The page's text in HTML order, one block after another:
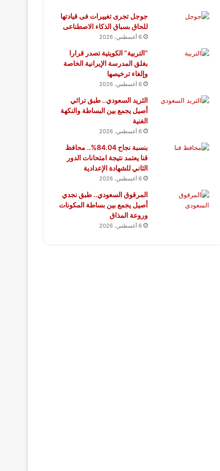
جوجل تجرى تغييرات فى قيادتها
للحاق بسباق الذكاء الاصطناعى
6 أغسطس، 2026
“التربية” الكويتية تصدر قرارا
بغلق المدرسة الإيرانية الخاصة
وإلغاء ترخيصها
6 أغسطس، 2026
الثريد السعودي.. طبق تراثي
أصيل يجمع بين البساطة والنكهة
الغنية
6 أغسطس، 2026
بنسبة نجاح 84.04%.. محافظ
قنا يعتمد نتيجة امتحانات الدور
الثاني للشهادة الإعدادية
6 أغسطس، 2026
المرقوق السعودي.. طبق نجدي
أصيل يجمع بين بساطة المكونات
وروعة المذاق
6 أغسطس، 2026